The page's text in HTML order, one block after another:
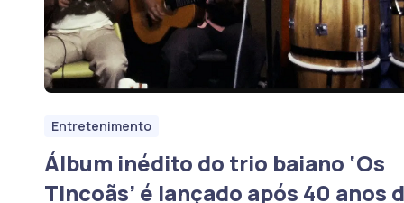
Entretenimento
Álbum inédito do trio baiano ‘Os
Tincoãs’ é lançado após 40 anos